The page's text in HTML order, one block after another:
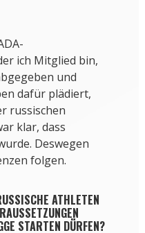
ich Mitglied bin,
und
dafür plädiert,
russischen
klar, dass
Deswegen
folgen.
ATHLETEN
STARTEN DÜRFEN?